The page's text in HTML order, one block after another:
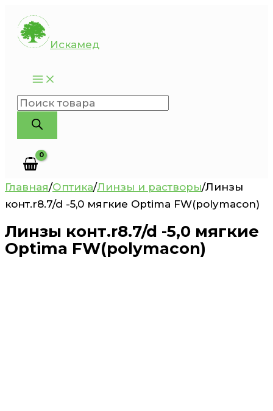
Перейти
содержимому
Искамед
Поиск
товаров
Главная/Оптика/Линзы и растворы/Линзы
конт.r8.7/d -5,0 мягкие Optima FW(polymacon)
Линзы конт.r8.7/d -5,0 мягкие
Optima FW(polymacon)